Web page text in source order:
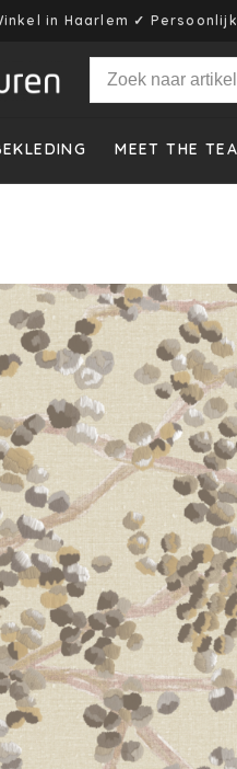
in Haarlem ✓
MEET THE